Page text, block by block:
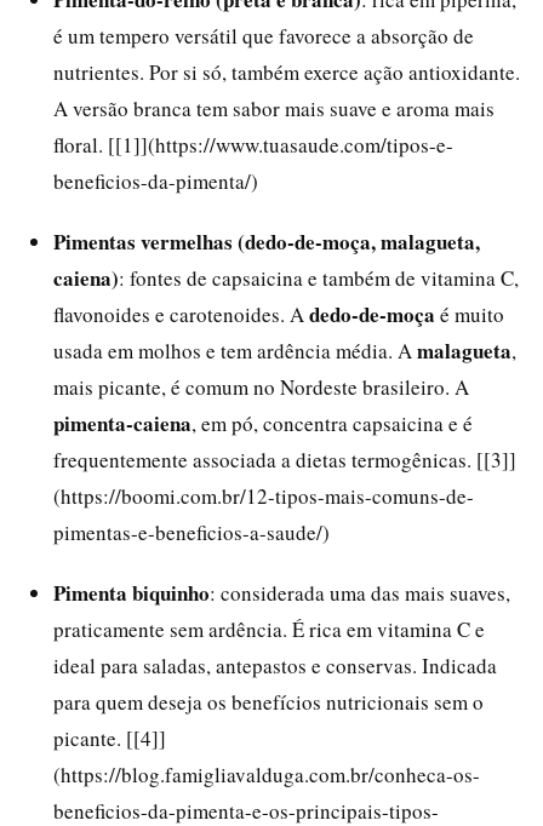
é um tempero versátil que favorece a absorção de
nutrientes. Por si só, também exerce ação antioxidante.
A versão branca tem sabor mais suave e aroma mais
floral. [[1]](https://www.tuasaude.com/tipos-e-
beneficios-da-pimenta/)
Pimentas vermelhas (dedo-de-moça, malagueta,
caiena): fontes de capsaicina e também de vitamina C,
flavonoides e carotenoides. A dedo-de-moça é muito
usada em molhos e tem ardência média. A malagueta,
mais picante, é comum no Nordeste brasileiro. A
pimenta-caiena, em pó, concentra capsaicina e é
frequentemente associada a dietas termogênicas. [[3]]
(https://boomi.com.br/12-tipos-mais-comuns-de-
pimentas-e-beneficios-a-saude/)
Pimenta biquinho: considerada uma das mais suaves,
praticamente sem ardência. É rica em vitamina C e
ideal para saladas, antepastos e conservas. Indicada
para quem deseja os benefícios nutricionais sem o
picante. [[4]]
(https://blog.famigliavalduga.com.br/conheca-os-
beneficios-da-pimenta-e-os-principais-tipos-